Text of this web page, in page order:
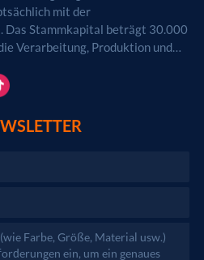
mit der
Stammkapital beträgt 30.000
Verarbeitung, Produktion und
dürfen die
Genehmigung durch die
werden.)